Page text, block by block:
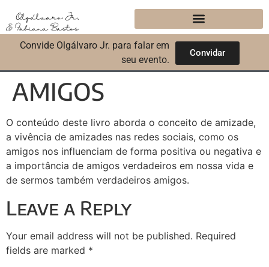
Convide Olgálvaro Jr. para falar em
seu evento.
Convidar
AMIGOS
O conteúdo deste livro aborda o conceito de amizade,
a vivência de amizades nas redes sociais, como os
amigos nos influenciam de forma positiva ou negativa e
a importância de amigos verdadeiros em nossa vida e
de sermos também verdadeiros amigos.
Leave a Reply
Your email address will not be published. Required
fields are marked *